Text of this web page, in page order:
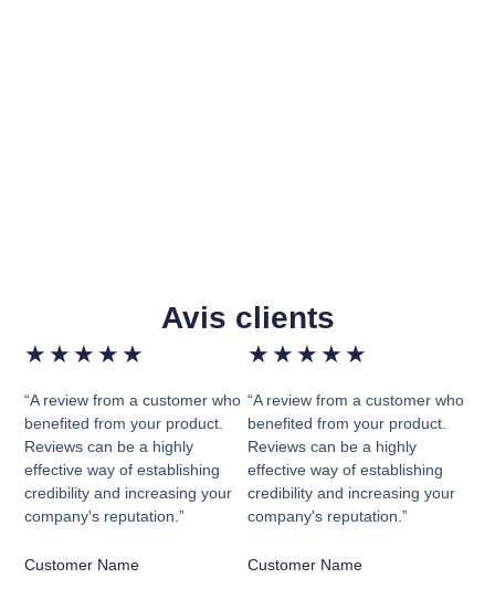
Avis clients
★ ★ ★ ★ ★
“A review from a customer who
benefited from your product.
Reviews can be a highly
effective way of establishing
credibility and increasing your
company's reputation.”
Customer Name
★ ★ ★ ★ ★
“A review from a customer who
benefited from your product.
Reviews can be a highly
effective way of establishing
credibility and increasing your
company's reputation.”
Customer Name